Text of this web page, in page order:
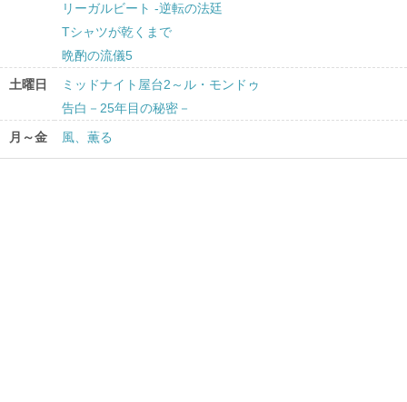
リーガルビート -逆転の法廷
Tシャツが乾くまで
晩酌の流儀5
土曜日
ミッドナイト屋台2～ル・モンドゥ
告白－25年目の秘密－
月～金
風、薫る